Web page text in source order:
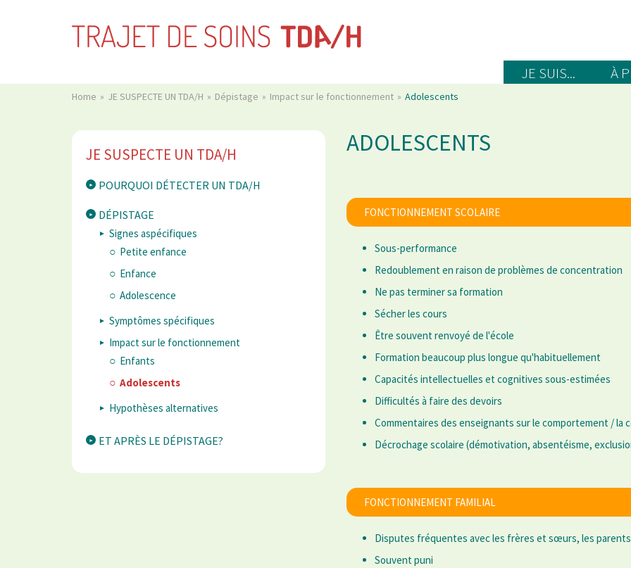
JE SUIS... À
Home JE SUSPECTE UN TDA/H Dépistage Impact sur le fonctionnement Adolescents
JE SUSPECTE UN TDA/H
POURQUOI DÉTECTER UN TDA/H
DÉPISTAGE
Signes aspécifiques
Petite enfance
Enfance
Adolescence
Symptômes spécifiques
Impact sur le fonctionnement
Enfants
Adolescents
Hypothèses alternatives
ET APRÈS LE DÉPISTAGE?
ADOLESCENTS
FONCTIONNEMENT SCOLAIRE
Sous-performance
Redoublement en raison de problèmes de concentration
Ne pas terminer sa formation
Sécher les cours
Être souvent renvoyé de l'école
Formation beaucoup plus longue qu'habituellement
Capacités intellectuelles et cognitives sous-estimées
Difficultés à faire des devoirs
Commentaires des enseignants sur le comportement / la
Décrochage scolaire (démotivation, absentéisme,
FONCTIONNEMENT FAMILIAL
Disputes fréquentes avec les frères et sœurs, les parents
Souvent puni